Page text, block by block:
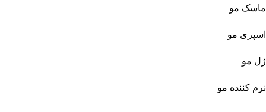
ماسک مو
اسپری مو
ژل مو
نرم کننده مو